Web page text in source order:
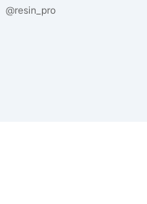
@resin_pro